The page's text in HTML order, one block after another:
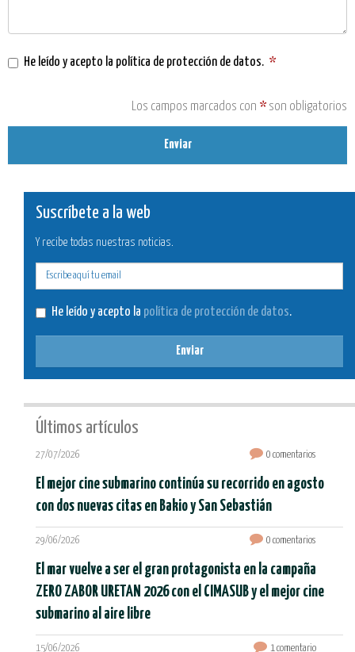
He leído y acepto la política de protección de datos. *
Los campos marcados con * son obligatorios
Enviar
Suscríbete a la web
Y recibe todas nuestras noticias.
He leído y acepto la política de protección de datos.
Enviar
Últimos artículos
27/07/2026 0 comentarios
El mejor cine submarino continúa su recorrido en agosto
con dos nuevas citas en Bakio y San Sebastián
29/06/2026 0 comentarios
El mar vuelve a ser el gran protagonista en la campaña
ZERO ZABOR URETAN 2026 con el CIMASUB y el mejor cine
submarino al aire libre
15/06/2026 1 comentario